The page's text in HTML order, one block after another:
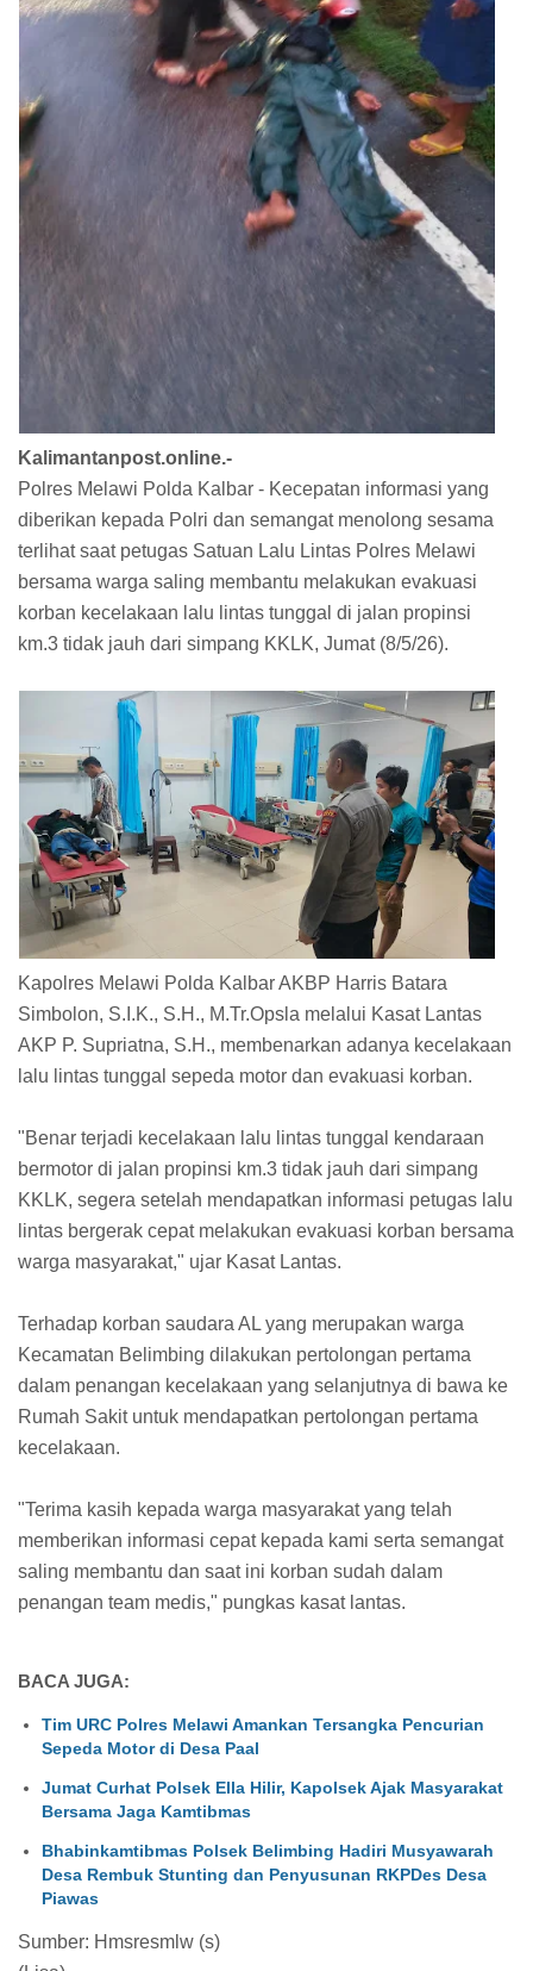
Kalimantanpost.online.-
Polres Melawi Polda Kalbar - Kecepatan informasi yang
diberikan kepada Polri dan semangat menolong sesama
terlihat saat petugas Satuan Lalu Lintas Polres Melawi
bersama warga saling membantu melakukan evakuasi
korban kecelakaan lalu lintas tunggal di jalan propinsi
km.3 tidak jauh dari simpang KKLK, Jumat (8/5/26).
Kapolres Melawi Polda Kalbar AKBP Harris Batara
Simbolon, S.I.K., S.H., M.Tr.Opsla melalui Kasat Lantas
AKP P. Supriatna, S.H., membenarkan adanya kecelakaan
lalu lintas tunggal sepeda motor dan evakuasi korban.
"Benar terjadi kecelakaan lalu lintas tunggal kendaraan
bermotor di jalan propinsi km.3 tidak jauh dari simpang
KKLK, segera setelah mendapatkan informasi petugas lalu
lintas bergerak cepat melakukan evakuasi korban bersama
warga masyarakat," ujar Kasat Lantas.
Terhadap korban saudara AL yang merupakan warga
Kecamatan Belimbing dilakukan pertolongan pertama
dalam penangan kecelakaan yang selanjutnya di bawa ke
Rumah Sakit untuk mendapatkan pertolongan pertama
kecelakaan.
"Terima kasih kepada warga masyarakat yang telah
memberikan informasi cepat kepada kami serta semangat
saling membantu dan saat ini korban sudah dalam
penangan team medis," pungkas kasat lantas.
BACA JUGA:
Tim URC Polres Melawi Amankan Tersangka Pencurian
Sepeda Motor di Desa Paal
Jumat Curhat Polsek Ella Hilir, Kapolsek Ajak Masyarakat
Bersama Jaga Kamtibmas
Bhabinkamtibmas Polsek Belimbing Hadiri Musyawarah
Desa Rembuk Stunting dan Penyusunan RKPDes Desa
Piawas
Sumber: Hmsresmlw (s)